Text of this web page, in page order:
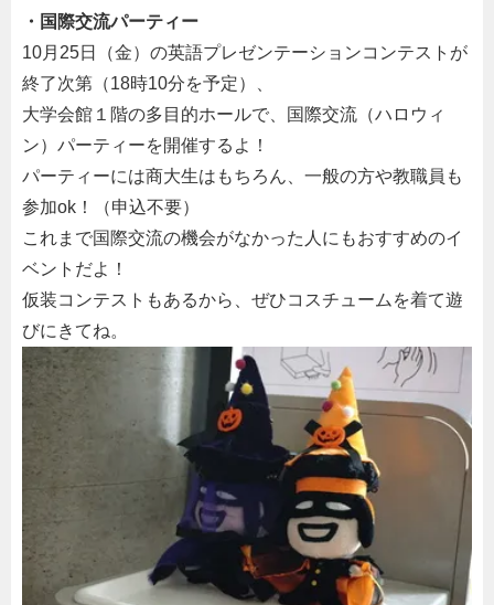
・国際交流パーティー
10月25日（金）の英語プレゼンテーションコンテストが
終了次第（18時10分を予定）、
大学会館１階の多目的ホールで、国際交流（ハロウィ
ン）パーティーを開催するよ！
パーティーには商大生はもちろん、一般の方や教職員も
参加ok！（申込不要）
これまで国際交流の機会がなかった人にもおすすめのイ
ベントだよ！
仮装コンテストもあるから、ぜひコスチュームを着て遊
びにきてね。